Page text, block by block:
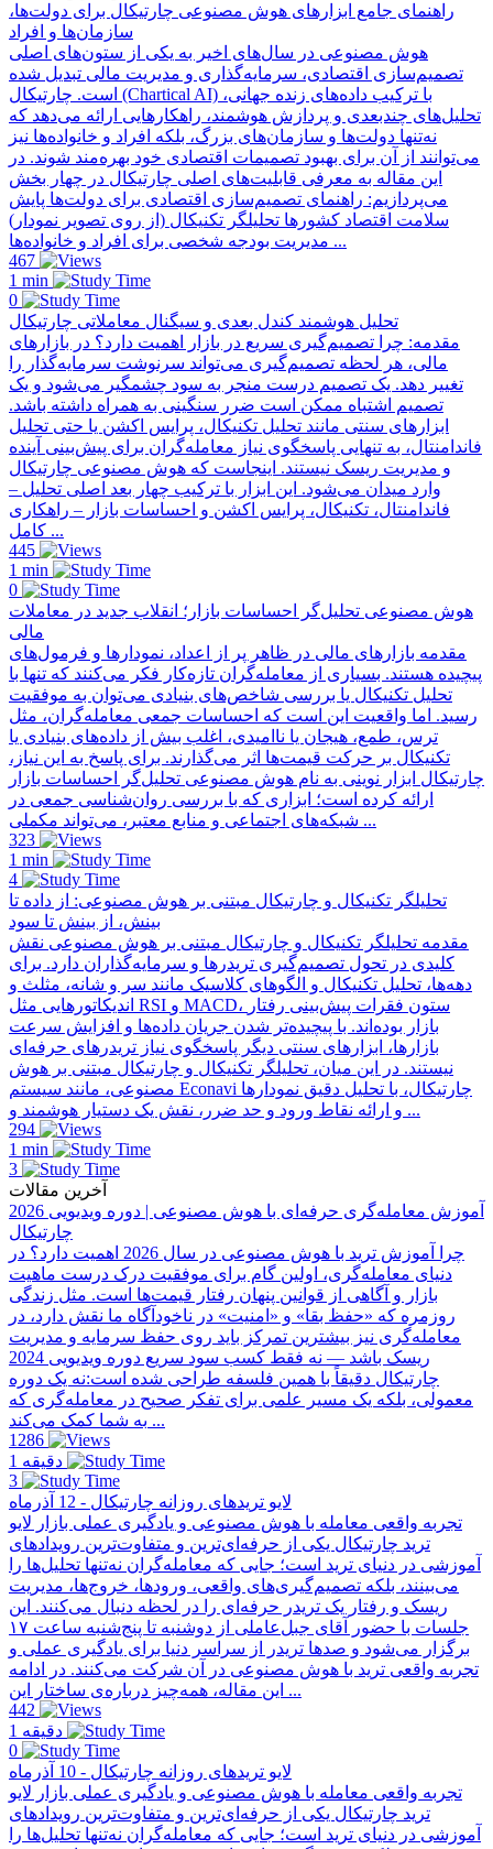
راهنمای جامع ابزارهای هوش مصنوعی چارتیکال برای دولت‌ها،
سازمان‌ها و افراد
هوش مصنوعی در سال‌های اخیر به یکی از ستون‌های اصلی
تصمیم‌سازی اقتصادی، سرمایه‌گذاری و مدیریت مالی تبدیل شده
است. چارتیکال (Chartical AI) با ترکیب داده‌های زنده جهانی،
تحلیل‌های چندبعدی و پردازش هوشمند، راهکارهایی ارائه می‌دهد که
نه‌تنها دولت‌ها و سازمان‌های بزرگ، بلکه افراد و خانواده‌ها نیز
می‌توانند از آن برای بهبود تصمیمات اقتصادی خود بهره‌مند شوند. در
این مقاله به معرفی قابلیت‌های اصلی چارتیکال در چهار بخش
می‌پردازیم: راهنمای تصمیم‌سازی اقتصادی برای دولت‌ها پایش
سلامت اقتصاد کشورها تحلیلگر تکنیکال (از روی تصویر نمودار)
مدیریت بودجه شخصی برای افراد و خانواده‌ها ...
467
1 min
0
تحلیل هوشمند کندل بعدی و سیگنال معاملاتی چارتیکال
مقدمه: چرا تصمیم‌گیری سریع در بازار اهمیت دارد؟ در بازارهای
مالی، هر لحظه تصمیم‌گیری می‌تواند سرنوشت سرمایه‌گذار را
تغییر دهد. یک تصمیم درست منجر به سود چشمگیر می‌شود و یک
تصمیم اشتباه ممکن است ضرر سنگینی به همراه داشته باشد.
ابزارهای سنتی مانند تحلیل تکنیکال، پرایس اکشن یا حتی تحلیل
فاندامنتال، به تنهایی پاسخگوی نیاز معامله‌گران برای پیش‌بینی آینده
و مدیریت ریسک نیستند. اینجاست که هوش مصنوعی چارتیکال
وارد میدان می‌شود. این ابزار با ترکیب چهار بعد اصلی تحلیل –
فاندامنتال، تکنیکال، پرایس اکشن و احساسات بازار – راهکاری
کامل ...
445
1 min
0
هوش مصنوعی تحلیل‌گر احساسات بازار؛ انقلاب جدید در معاملات
مالی
مقدمه بازارهای مالی در ظاهر پر از اعداد، نمودارها و فرمول‌های
پیچیده هستند. بسیاری از معامله‌گران تازه‌کار فکر می‌کنند که تنها با
تحلیل تکنیکال یا بررسی شاخص‌های بنیادی می‌توان به موفقیت
رسید. اما واقعیت این است که احساسات جمعی معامله‌گران، مثل
ترس، طمع، هیجان یا ناامیدی، اغلب بیش از داده‌های بنیادی یا
تکنیکال بر حرکت قیمت‌ها اثر می‌گذارند. برای پاسخ به این نیاز،
چارتیکال ابزار نوینی به نام هوش مصنوعی تحلیل‌گر احساسات بازار
ارائه کرده است؛ ابزاری که با بررسی روان‌شناسی جمعی در
شبکه‌های اجتماعی و منابع معتبر، می‌تواند مکملی ...
323
1 min
4
تحلیلگر تکنیکال و چارتیکال مبتنی بر هوش مصنوعی: از داده تا
بینش، از بینش تا سود
مقدمه تحلیلگر تکنیکال و چارتیکال مبتنی بر هوش مصنوعی نقش
کلیدی در تحول تصمیم‌گیری تریدرها و سرمایه‌گذاران دارد. برای
دهه‌ها، تحلیل تکنیکال و الگوهای کلاسیک مانند سر و شانه، مثلث و
اندیکاتورهایی مثل RSI و MACD، ستون فقرات پیش‌بینی رفتار
بازار بوده‌اند. با پیچیده‌تر شدن جریان داده‌ها و افزایش سرعت
بازارها، ابزارهای سنتی دیگر پاسخگوی نیاز تریدرهای حرفه‌ای
نیستند. در این میان، تحلیلگر تکنیکال و چارتیکال مبتنی بر هوش
مصنوعی، مانند سیستم Econavi چارتیکال، با تحلیل دقیق نمودارها
و ارائه نقاط ورود و حد ضرر، نقش یک دستیار هوشمند و ...
294
1 min
3
آخرین مقالات
آموزش معامله‌گری حرفه‌ای با هوش مصنوعی | دوره ویدیویی 2026
چارتیکال
چرا آموزش ترید با هوش مصنوعی در سال 2026 اهمیت دارد؟ در
دنیای معامله‌گری، اولین گام برای موفقیت درک درست ماهیت
بازار و آگاهی از قوانین پنهان رفتار قیمت‌ها است. مثل زندگی
روزمره که «حفظ بقا» و «امنیت» در ناخودآگاه ما نقش دارد، در
معامله‌گری نیز بیشترین تمرکز باید روی حفظ سرمایه و مدیریت
ریسک باشد — نه فقط کسب سود سریع دوره ویدیویی 2024
چارتیکال دقیقاً با همین فلسفه طراحی شده است:نه یک دوره
معمولی، بلکه یک مسیر علمی برای تفکر صحیح در معامله‌گری که
به شما کمک می‌کند ...
1286
1 دقیقه
3
لایو تریدهای روزانه چارتیکال - 12 آذرماه
تجربه واقعی معامله با هوش مصنوعی و یادگیری عملی بازار لایو
ترید چارتیکال یکی از حرفه‌ای‌ترین و متفاوت‌ترین رویدادهای
آموزشی در دنیای ترید است؛ جایی که معامله‌گران نه‌تنها تحلیل‌ها را
می‌بینند، بلکه تصمیم‌گیری‌های واقعی، ورودها، خروج‌ها، مدیریت
ریسک و رفتار یک تریدر حرفه‌ای را در لحظه دنبال می‌کنند. این
جلسات با حضور آقای جبل‌عاملی از دو‌شنبه تا پنج‌شنبه ساعت ۱۷
برگزار می‌شود و صدها تریدر از سراسر دنیا برای یادگیری عملی و
تجربه واقعی ترید با هوش مصنوعی در آن شرکت می‌کنند. در ادامه
این مقاله، همه‌چیز درباره‌ی ساختار این ...
442
1 دقیقه
0
لایو تریدهای روزانه چارتیکال - 10 آذرماه
تجربه واقعی معامله با هوش مصنوعی و یادگیری عملی بازار لایو
ترید چارتیکال یکی از حرفه‌ای‌ترین و متفاوت‌ترین رویدادهای
آموزشی در دنیای ترید است؛ جایی که معامله‌گران نه‌تنها تحلیل‌ها را